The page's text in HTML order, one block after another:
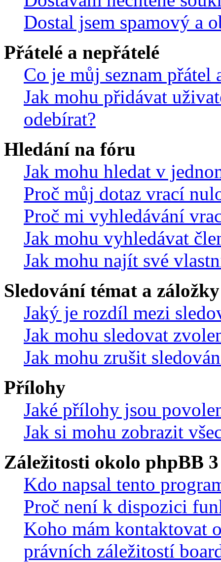
Dostal jsem spamový a
Přátelé a nepřátelé
Co je můj seznam přátel
Jak mohu přidávat
odebírat?
Hledání na fóru
Jak mohu hledat v
Proč můj dotaz vrací
Proč mi vyhledávání
Jak mohu vyhledávat
Jak mohu najít své
Sledování témat a záložky
Jaký je rozdíl mezi
Jak mohu sledovat
Jak mohu zrušit
Přílohy
Jaké přílohy jsou
Jak si mohu zobrazit
Záležitosti okolo phpBB 3
Kdo napsal tento
Proč není k dispozici
Koho mám kontaktovat
právních záležitostí